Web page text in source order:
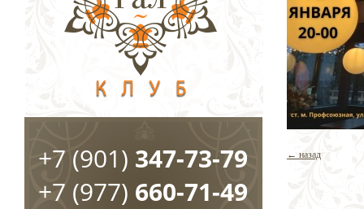
← назад
+7 (901) 347-73-79
+7 (977) 660-71-49